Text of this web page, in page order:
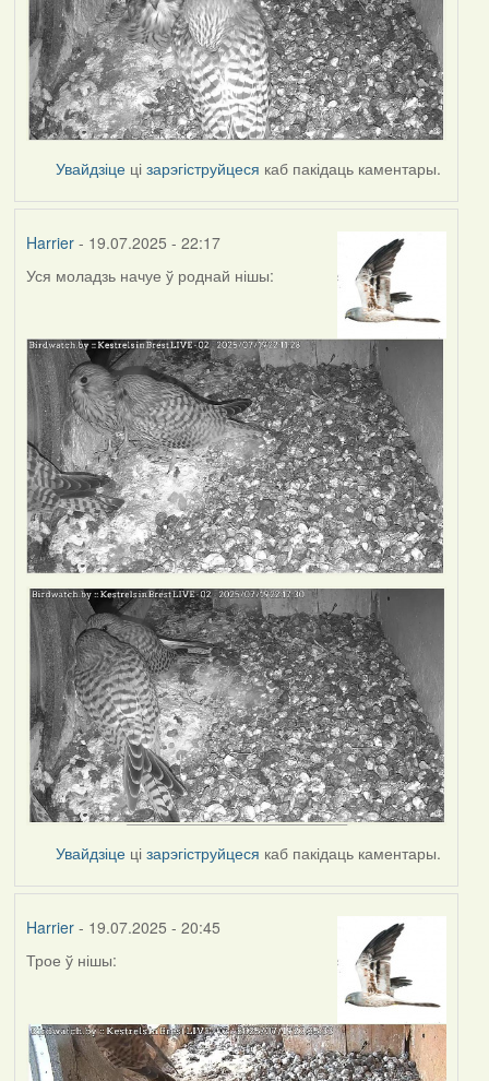
Увайдзіце цізарэгіструйцеся каб пакідаць каментары.
Harrier- 19.07.2025 - 22:17
Уся моладзь начуе ў роднай нішы:
Увайдзіце цізарэгіструйцеся каб пакідаць каментары.
Harrier- 19.07.2025 - 20:45
Трое ў нішы: